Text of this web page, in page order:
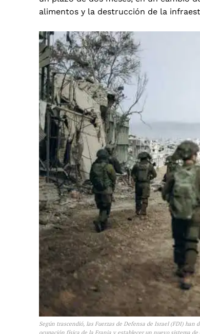
alimentos y la destrucción de la
Según trascendió, las Fuerzas de Defensa de Israel (FDI)
ocupación física de la Franja y establecer un nuevo sistema